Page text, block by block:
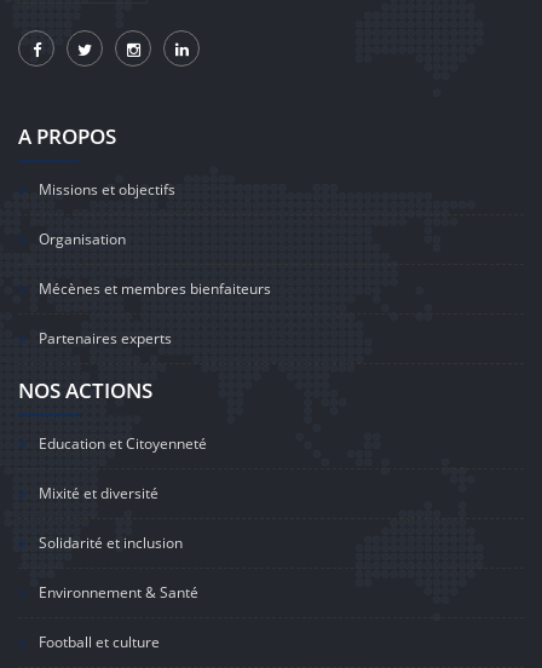
A PROPOS
Missions et objectifs
Organisation
Mécènes et membres bienfaiteurs
Partenaires experts
NOS ACTIONS
Education et Citoyenneté
Mixité et diversité
Solidarité et inclusion
Environnement & Santé
Football et culture